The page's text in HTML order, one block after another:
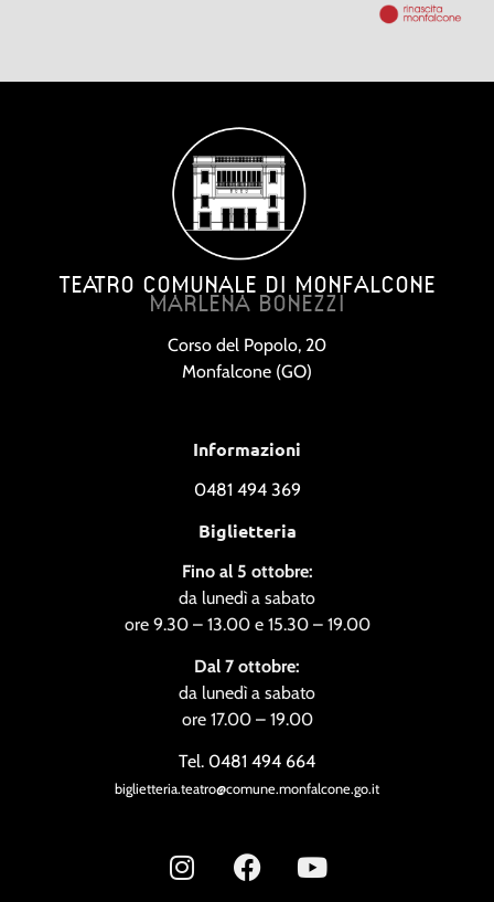
TEATRO COMUNALE DI MONFALCONE
MARLENA BONEZZI
Corso del Popolo, 20
Monfalcone (GO)
Informazioni
0481 494 369
Biglietteria
Fino al 5 ottobre:
da lunedì a sabato
ore 9.30 – 13.00 e 15.30 – 19.00
Dal 7 ottobre:
da lunedì a sabato
ore 17.00 – 19.00
Tel. 0481 494 664
biglietteria.teatro@comune.monfalcone.go.it